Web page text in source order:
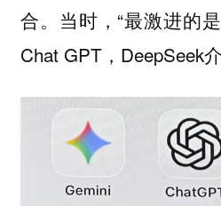
合。当时，“最激进的
Chat GPT，DeepSeek